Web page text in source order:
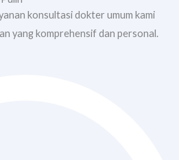
konsultasi dokter umum kami
yang komprehensif dan personal.